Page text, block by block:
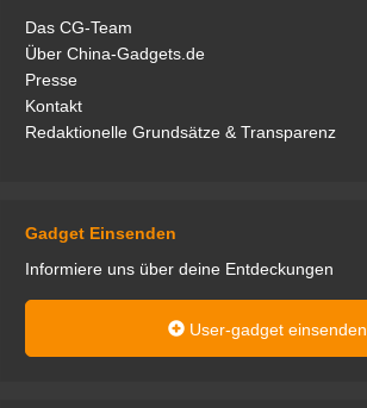
Das CG-Team
Über China-Gadgets.de
Presse
Kontakt
Redaktionelle Grundsätze & Transparenz
Gadget Einsenden
Informiere uns über deine Entdeckungen
User-gadget einsenden